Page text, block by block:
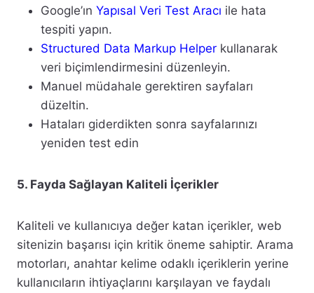
Google’ın Yapısal Veri Test Aracı ile hata
tespiti yapın.
Structured Data Markup Helper kullanarak
veri biçimlendirmesini düzenleyin.
Manuel müdahale gerektiren sayfaları
düzeltin.
Hataları giderdikten sonra sayfalarınızı
yeniden test edin
5. Fayda Sağlayan Kaliteli İçerikler
Kaliteli ve kullanıcıya değer katan içerikler, web
sitenizin başarısı için kritik öneme sahiptir. Arama
motorları, anahtar kelime odaklı içeriklerin yerine
kullanıcıların ihtiyaçlarını karşılayan ve faydalı